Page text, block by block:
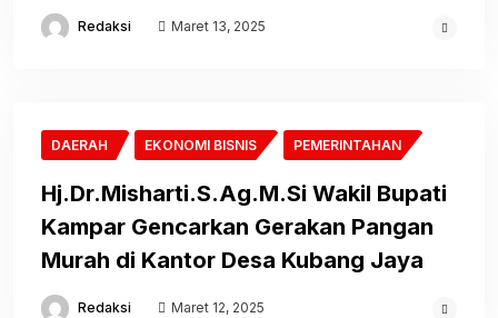
Redaksi Maret 13, 2025
DAERAH EKONOMI BISNIS PEMERINTAHAN
Hj.Dr.Misharti.S.Ag.M.Si Wakil Bupati
Kampar Gencarkan Gerakan Pangan
Murah di Kantor Desa Kubang Jaya
Redaksi Maret 12, 2025